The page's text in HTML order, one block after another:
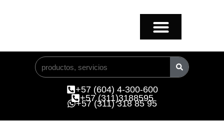
Buscar
+57 (604) 4-300-600
+57 (311)3188595
+57 (311) 318 85 95